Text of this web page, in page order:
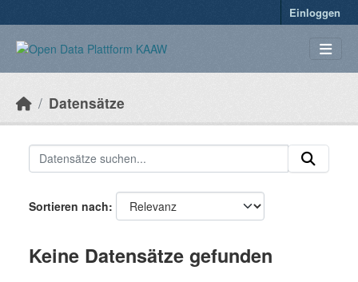
Einloggen
Datensätze
Sortieren nach
Keine Datensätze gefunden